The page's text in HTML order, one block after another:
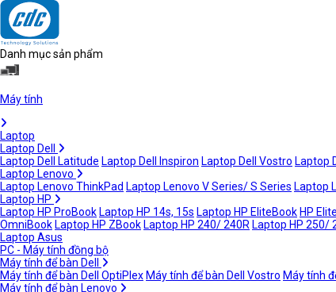
Danh mục sản phẩm
Máy tính
Laptop
Laptop Dell
Laptop Dell Latitude Laptop Dell Inspiron Laptop Dell Vostro Laptop
Laptop Lenovo
Laptop Lenovo ThinkPad Laptop Lenovo V Series/ S Series Laptop
Laptop HP
Laptop HP ProBook Laptop HP 14s, 15s Laptop HP EliteBook HP
OmniBook Laptop HP ZBook Laptop HP 240/ 240R Laptop HP 250/
Laptop Asus
PC - Máy tính đồng bộ
Máy tính để bàn Dell
Máy tính để bàn Dell OptiPlex Máy tính để bàn Dell Vostro Máy tính
Máy tính để bàn Lenovo